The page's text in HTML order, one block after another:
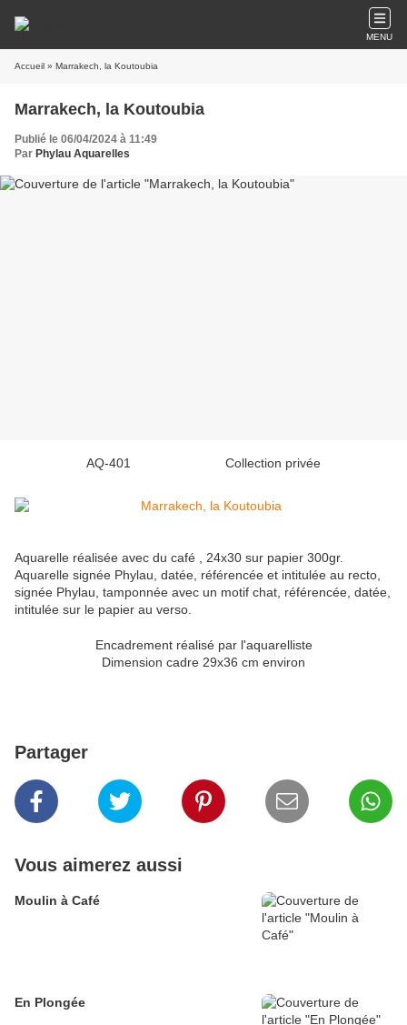
MENU
Accueil » Marrakech, la Koutoubia
Marrakech, la Koutoubia
Publié le 06/04/2024 à 11:49
Par Phylau Aquarelles
AQ-401 Collection privée
Aquarelle réalisée avec du café , 24x30 sur papier 300gr.
Aquarelle signée Phylau, datée, référencée et intitulée au recto,
signée Phylau, tamponnée avec un motif chat, référencée, datée,
intitulée sur le papier au verso.
Encadrement réalisé par l'aquarelliste
Dimension cadre 29x36 cm environ
Partager
Vous aimerez aussi
Moulin à Café
En Plongée